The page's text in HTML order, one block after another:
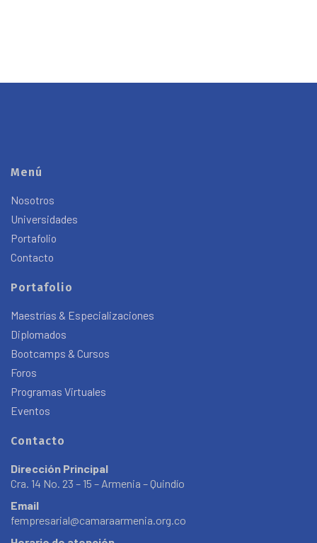
Menú
Nosotros
Universidades
Portafolio
Contacto
Portafolio
Maestrías & Especializaciones
Diplomados
Bootcamps & Cursos
Foros
Programas Virtuales
Eventos
Contacto
Dirección Principal
Cra. 14 No. 23 – 15 – Armenia – Quindío
Email
fempresarial@camaraarmenia.org.co